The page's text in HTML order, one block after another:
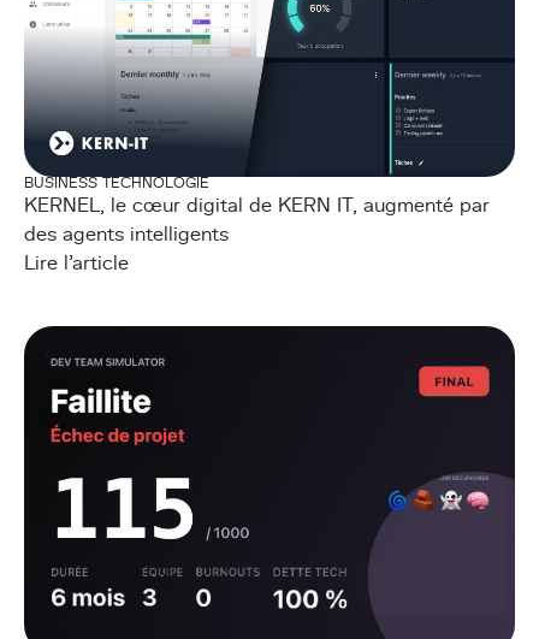
BUSINESS TECHNOLOGIE
KERNEL, le cœur digital de KERN IT, augmenté par
des agents intelligents
Lire l'article